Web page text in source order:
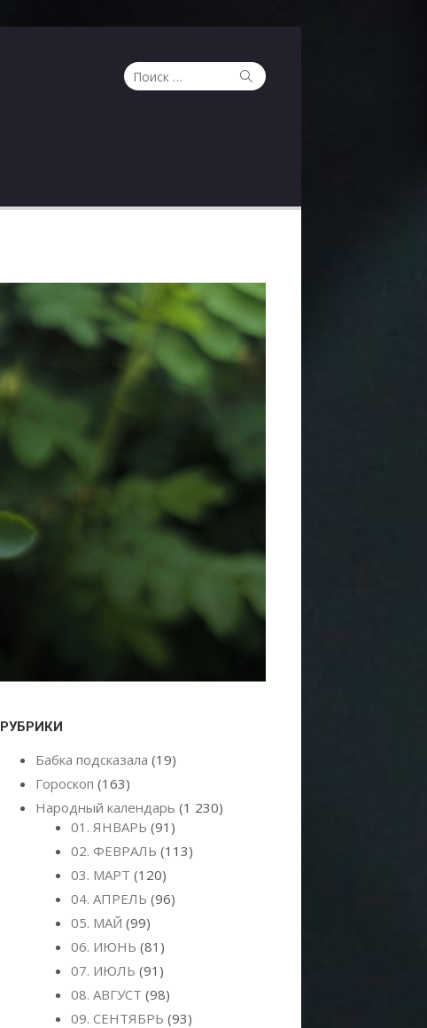
Поиск
по:
Поиск
РУБРИКИ
Бабка подсказала (19)
Гороскоп (163)
Народный календарь (1 230)
01. ЯНВАРЬ (91)
02. ФЕВРАЛЬ (113)
03. МАРТ (120)
04. АПРЕЛЬ (96)
05. МАЙ (99)
06. ИЮНЬ (81)
07. ИЮЛЬ (91)
08. АВГУСТ (98)
09. СЕНТЯБРЬ (93)